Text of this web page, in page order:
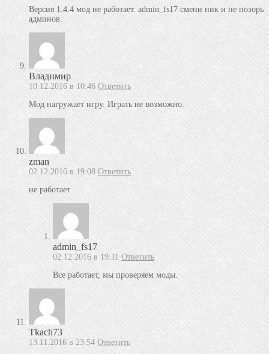
Версия 1.4.4 мод не работает. admin_fs17 смени ник и не позорь
админов.
Владимир
10.12.2016 в 10:46 Ответить
Мод нагружает игру. Играть не возможно.
zman
02.12.2016 в 19:08 Ответить
не работает
admin_fs17
02.12.2016 в 19:11 Ответить
Все работает, мы проверяем моды.
Tkach73
13.11.2016 в 23:54 Ответить